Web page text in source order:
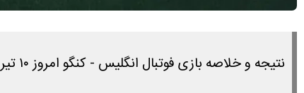
نتیجه و خلاصه بازی فوتبال انگلیس - کنگو امروز ۱۰ تیر ۱۴۰۵ را در این لینک مشاهده میکنید.